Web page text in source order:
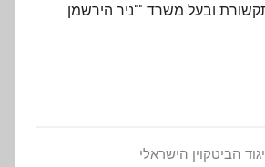
ובעל משרד ""ניר הירשמן
הביטקוין הישראלי